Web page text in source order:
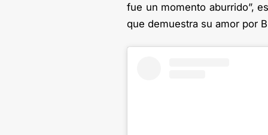
fue un momento aburrido”,
que demuestra su amor por